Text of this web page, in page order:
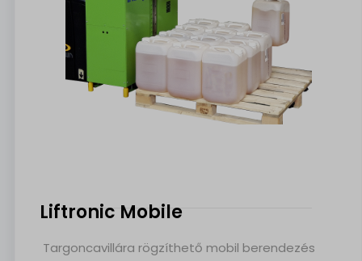
Liftronic Mobile
Targoncavillára rögzíthető mobil berendezés